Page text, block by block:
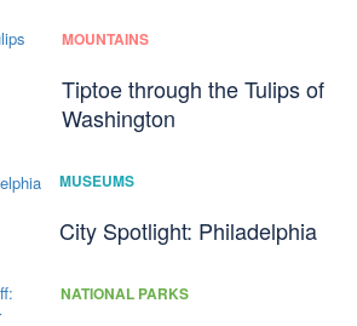
MOUNTAINS
Tiptoe through the Tulips of
Washington
MUSEUMS
City Spotlight: Philadelphia
NATIONAL PARKS